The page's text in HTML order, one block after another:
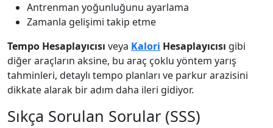
Antrenman yoğunluğunu ayarlama
Zamanla gelişimi takip etme
Tempo Hesaplayıcısı veya Kalori Hesaplayıcısı gibi
diğer araçların aksine, bu araç çoklu yöntem yarış
tahminleri, detaylı tempo planları ve parkur arazisini
dikkate alarak bir adım daha ileri gidiyor.
Sıkça Sorulan Sorular (SSS)